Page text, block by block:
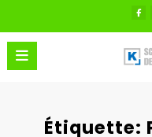
contenu
Étiquette: